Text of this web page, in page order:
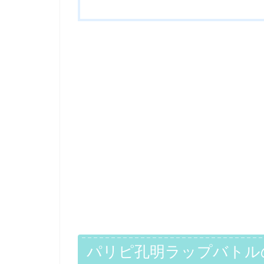
パリピ孔明ラップバト